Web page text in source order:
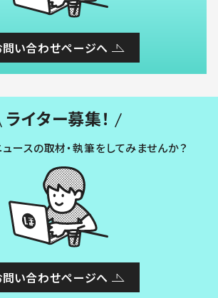
問い合わせページへ
ライター募集！
ースの取材・執筆をしてみませんか？
問い合わせページへ